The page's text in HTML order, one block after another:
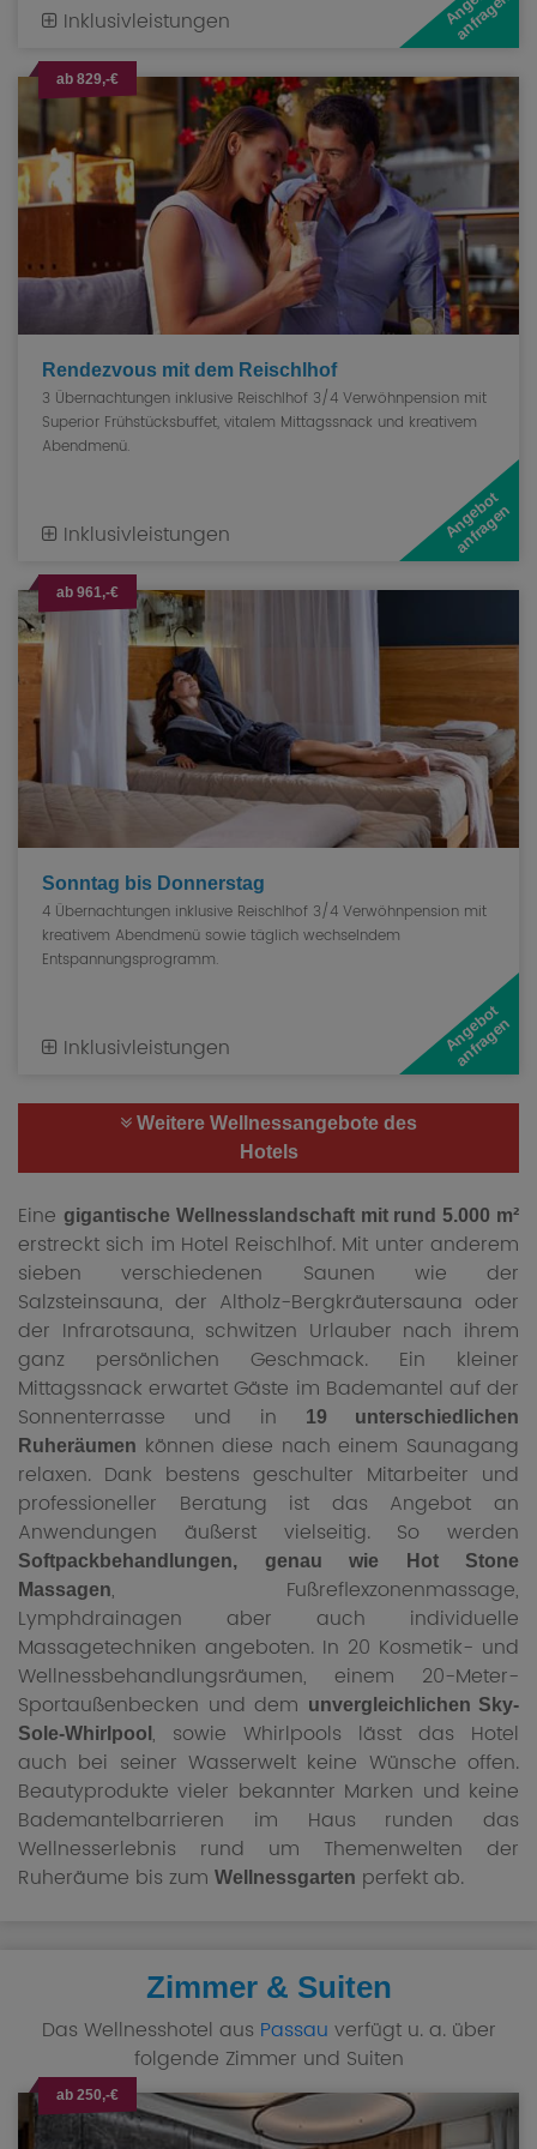
Inklusivleistungen n
ab 829,-€
Rendezvous mit dem Reischlhof
3 Übernachtungen inklusive Reischlhof 3/4 Verwöhnpension mit
Superior Frühstücksbuffet, vitalem Mittagssnack und kreativem
Abendmenü.
Inklusivleistungen A
n
g
e
b
o
t
a
n
f
r
a
g
e
n
ab 961,-€
Sonntag bis Donnerstag
4 Übernachtungen inklusive Reischlhof 3/4 Verwöhnpension mit
kreativem Abendmenü sowie täglich wechselndem
Entspannungsprogramm.
Inklusivleistungen A
n
g
e
b
o
t
a
n
f
r
a
g
e
n
Weitere Wellnessangebote des
Hotels
Eine gigantische Wellnesslandschaft mit rund 5.000 m²
erstreckt sich im Hotel Reischlhof. Mit unter anderem
sieben verschiedenen Saunen wie der
Salzsteinsauna, der Altholz-Bergkräutersauna oder
der Infrarotsauna, schwitzen Urlauber nach ihrem
ganz persönlichen Geschmack. Ein kleiner
Mittagssnack erwartet Gäste im Bademantel auf der
Sonnenterrasse und in
19 unterschiedlichen
Ruheräumen können diese nach einem Saunagang
relaxen. Dank bestens geschulter Mitarbeiter und
professioneller Beratung ist das Angebot an
Anwendungen äußerst vielseitig. So werden
Softpackbehandlungen, genau wie Hot Stone
Massagen, Fußreflexzonenmassage,
Lymphdrainagen aber auch individuelle
Massagetechniken angeboten. In 20 Kosmetik- und
Wellnessbehandlungsräumen, einem 20-Meter-
Sportaußenbecken und dem unvergleichlichen Sky-
Sole-Whirlpool , sowie Whirlpools lässt das Hotel
auch bei seiner Wasserwelt keine Wünsche offen.
Beautyprodukte vieler bekannter Marken und keine
Bademantelbarrieren im Haus runden das
Wellnesserlebnis rund um Themenwelten der
Ruheräume bis zum Wellnessgarten perfekt ab.
Zimmer & Suiten
Das Wellnesshotel aus Passau verfügt u. a. über
folgende Zimmer und Suiten
ab 250,-€